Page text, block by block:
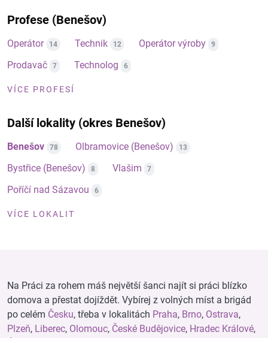
Profese (Benešov)
Operátor 14 Technik 12 Operátor výroby 9
Prodavač 7 Technolog 6
VÍCE PROFESÍ
Další lokality (okres Benešov)
Benešov 78 Olbramovice (Benešov) 13
Bystřice (Benešov) 8 Vlašim 7
Poříčí nad Sázavou 6
VÍCE LOKALIT
Na Práci za rohem máš největší šanci najít si práci blízko
domova a přestat dojíždět. Vybírej z volných míst a brigád
po celém Česku, třeba v lokalitách Praha, Brno, Ostrava,
Plzeň, Liberec, Olomouc, České Budějovice, Hradec Králové,